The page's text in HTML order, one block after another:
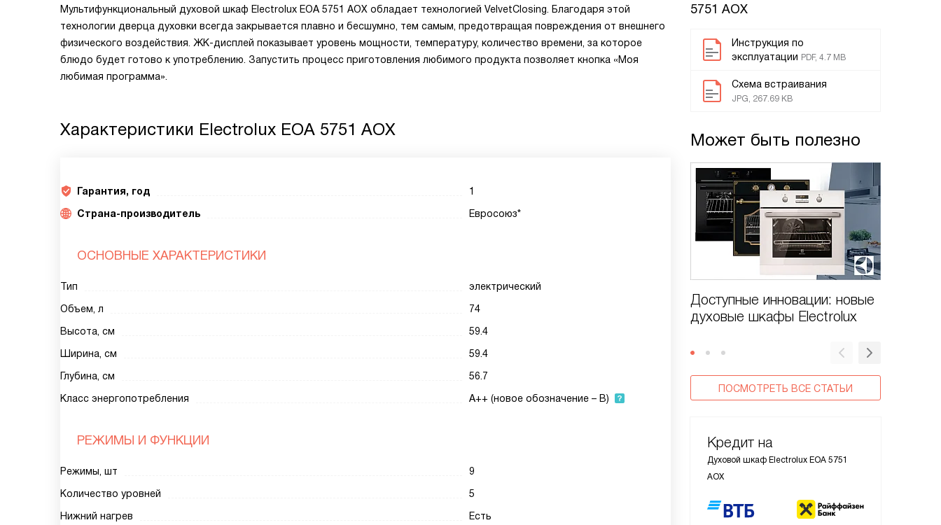
5751 AOX
Инструкция по
эксплуатации PDF, 4.7 MB
Схема встраивания
JPG, 267.69 KB
Может быть полезно
Доступные инновации: новые
духовые шкафы Electrolux
ПОСМОТРЕТЬ ВСЕ СТАТЬИ
Кредит на
Духовой шкаф Electrolux EOA 5751
AOX
Мультифункциональный духовой шкаф Electrolux EOA 5751 AOX обладает технологией VelvetClosing. Благодаря этой
технологии дверца духовки всегда закрывается плавно и бесшумно, тем самым, предотвращая повреждения от внешнего
физического воздействия. ЖК-дисплей показывает уровень мощности, температуру, количество времени, за которое
блюдо будет готово к употреблению. Запустить процесс приготовления любимого продукта позволяет кнопка «Моя
любимая программа».
Характеристики Electrolux EOA 5751 AOX
Гарантия, год
1
Страна-производитель
Евросоюз*
ОСНОВНЫЕ ХАРАКТЕРИСТИКИ
Тип
электрический
Объем, л
74
Высота, см
59.4
Ширина, см
59.4
Глубина, см
56.7
Класс энергопотребления
A++ (новое обозначение – B)
РЕЖИМЫ И ФУНКЦИИ
Режимы, шт
9
Количество уровней
5
Нижний нагрев
Есть